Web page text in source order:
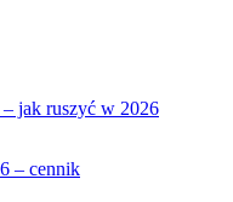
jak ruszyć w 2026
– cennik